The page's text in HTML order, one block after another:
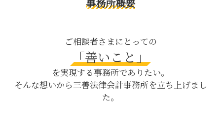
会社法 内部統制
仮差押 手順
債務超過 貸借対照表
m&a 株式 会社
不倫 離婚 慰謝料請求
凶悪犯 強盗 殺人
債権 債務者 内容証明
事故 後遺症
dv 夫
契約書作成 中央区 相談
交通事故 目黒区 相談
企業法務 新宿区 弁護士
債権回収 新宿区 弁護士
相続 茅場町 相談
親権取得 茅場町 相談
企業法務 渋谷区 弁護士
ご相談者さまにとっての
「善いこと」
を実現する事務所でありたい。
そんな想いから三善法律会計事務所を立ち上げまし
た。